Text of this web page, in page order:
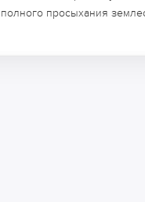
просыхания